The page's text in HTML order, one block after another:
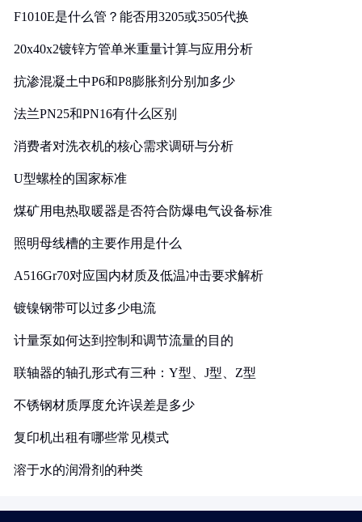
F1010E是什么管？能否用3205或3505代换
20x40x2镀锌方管单米重量计算与应用分析
抗渗混凝土中P6和P8膨胀剂分别加多少
法兰PN25和PN16有什么区别
消费者对洗衣机的核心需求调研与分析
U型螺栓的国家标准
煤矿用电热取暖器是否符合防爆电气设备标准
照明母线槽的主要作用是什么
A516Gr70对应国内材质及低温冲击要求解析
镀镍钢带可以过多少电流
计量泵如何达到控制和调节流量的目的
联轴器的轴孔形式有三种：Y型、J型、Z型
不锈钢材质厚度允许误差是多少
复印机出租有哪些常见模式
溶于水的润滑剂的种类